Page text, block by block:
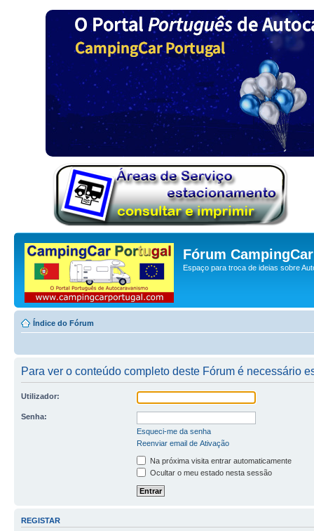
Fórum
Espaço para troca de ideias sobre
Índice do Fórum
Para ver o conteúdo completo deste Fórum é necessário
Utilizador:
Senha:
Esqueci-me da senha
Reenviar email de Ativação
Na próxima visita entrar automaticamente
Ocultar o meu estado nesta sessão
REGISTAR